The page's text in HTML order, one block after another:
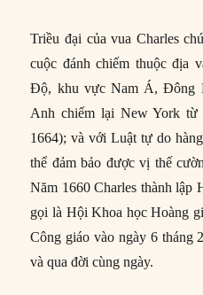
Triều đại của vua Charles
cuộc đánh chiếm thuộc địa
Độ, khu vực Nam Á, Đông
Anh chiếm lại New York
1664); và với Luật tự do
thể đảm bảo được vị thế
Năm 1660 Charles thành lập
gọi là Hội Khoa học Hoàng
Công giáo vào ngày 6 tháng
và qua đời cùng ngày.